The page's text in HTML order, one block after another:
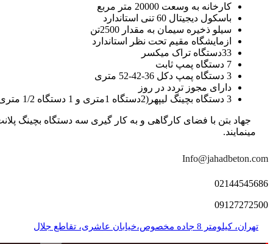
کارخانه به وسعت 20000 متر مربع
باسکول دیجیتال 60 تنی استاندارد
سیلو ذخیره سیمان به مقدار 2500تن
ازمایشگاه مقیم تحت نظر استاندارد
33دستگاه تراک میکسر
7 دستگاه پمپ ثابت
3 دستگاه پمپ دکل 36-42-52 متری
دارای مجوز تردد در روز
3 دستگاه بچینگ لیپهر(2دستگاه 1متری و 1 دستگاه 1/2 متری با توان تولید 150 متر مکعب در ساعت)
مینمایند.
Info@jahadbeton.com
02144545686
09127272500
تهران، کیلومتر 8 جاده مخصوص،خیابان عاشری، تقاطع جلال